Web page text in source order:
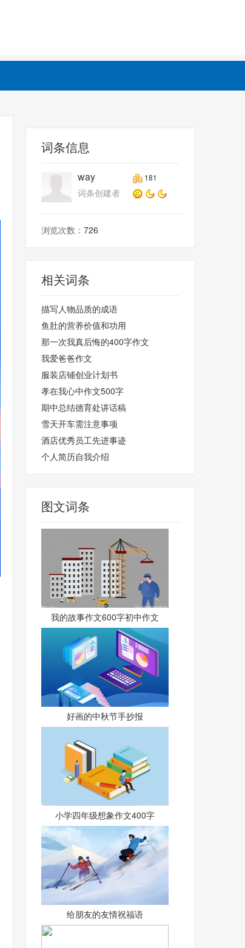
词条信息
way 181
词条创建者
浏览次数： 726
相关词条
描写人物品质的成语
鱼肚的营养价值和功用
那一次我真后悔的400字作文
我爱爸爸作文
服装店铺创业计划书
孝在我心中作文500字
期中总结德育处讲话稿
雪天开车需注意事项
酒店优秀员工先进事迹
个人简历自我介绍
图文词条
我的故事作文600字初中作文
好画的中秋节手抄报
小学四年级想象作文400字
给朋友的友情祝福语